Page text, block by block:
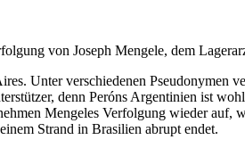
von Joseph Mengele, dem
Unter verschiedenen
denn Peróns Argentinien ist
Mengeles Verfolgung wieder
Strand in Brasilien abrupt endet.